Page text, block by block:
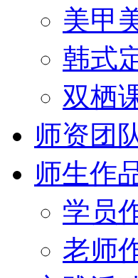
美甲
韩式
双栖
师资团
师生作
学员
老师